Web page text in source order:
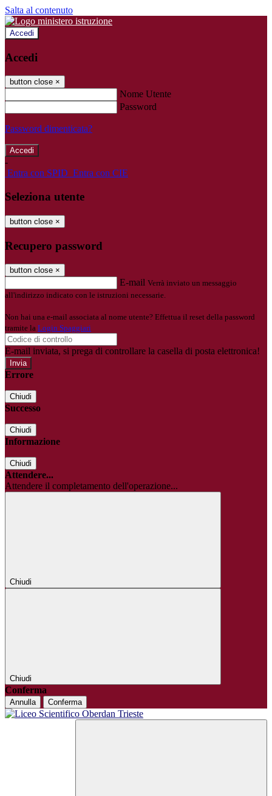
Salta al contenuto
Accedi
Accedi
button close ×
Nome Utente
Password
Password dimenticata?
-
Entra con SPID Entra con CIE
Seleziona utente
button close ×
Recupero password
button close ×
E-mail Verrà inviato un messaggio
all'indirizzo indicato con le istruzioni necessarie.
Non hai una e-mail associata al nome utente? Effettua il reset della password
tramite la Login Spaggiari
E-mail inviata, si prega di controllare la casella di posta elettronica!
Errore
Chiudi
Successo
Chiudi
Informazione
Chiudi
Attendere...
Attendere il completamento dell'operazione...
Chiudi
Chiudi
Conferma
Annulla Conferma